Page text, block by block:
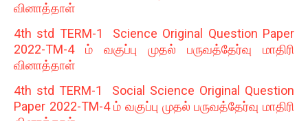
வினாத்தாள்
4th std TERM-1 Science Original Question Paper
2022-TM-4 ம் வகுப்பு முதல் பருவத்தேர்வு மாதிரி
வினாத்தாள்
4th std TERM-1 Social Science Original Question
Paper 2022-TM-4 ம் வகுப்பு முதல் பருவத்தேர்வு மாதிரி